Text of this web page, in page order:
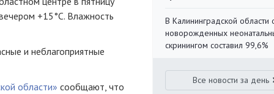
+15°C. Влажность
и неблагоприятные
области» сообщают, что
В Калининградской области
новорожденных
скринингом составил 99,6%
Все новости за день